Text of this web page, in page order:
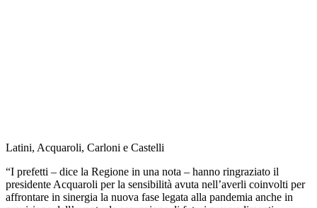
Latini, Acquaroli, Carloni e Castelli
“I prefetti – dice la Regione in una nota – hanno ringraziato il
presidente Acquaroli per la sensibilità avuta nell’averli coinvolti per
affrontare in sinergia la nuova fase legata alla pandemia anche in